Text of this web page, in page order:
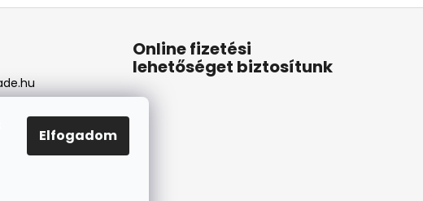
Elfogadom
Online fizetési
lehetőséget biztosítunk